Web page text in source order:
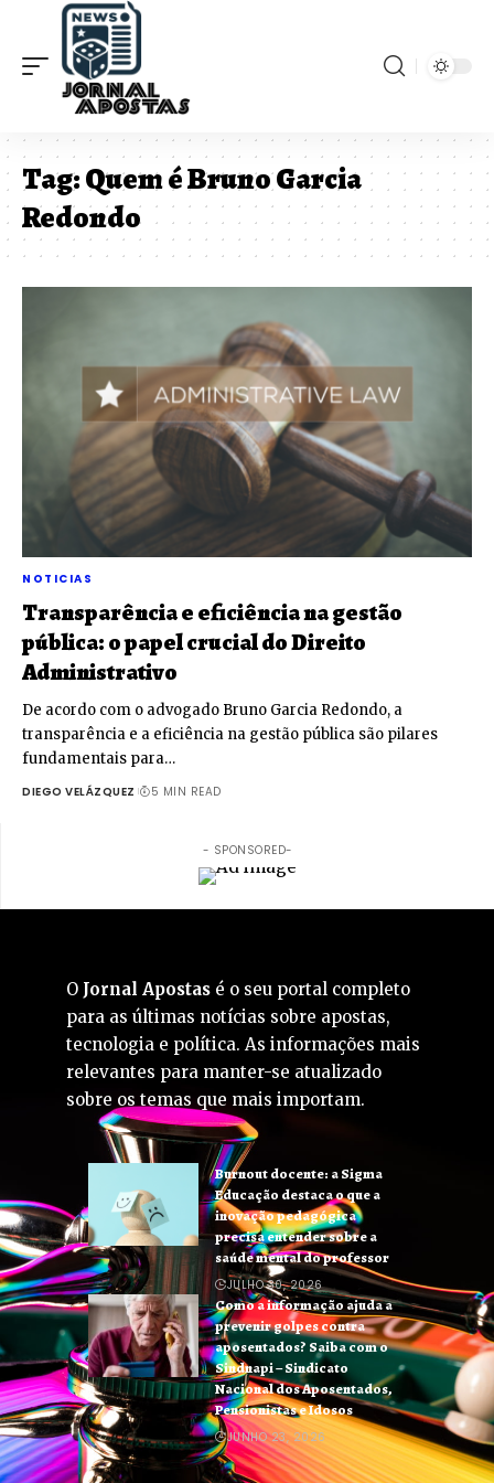
Tag:Quem é Bruno Garcia
Redondo
NOTICIAS
Transparência e eficiência na gestão
pública: o papel crucial do Direito
Administrativo
De acordo com o advogado Bruno Garcia Redondo, a
transparência e a eficiência na gestão pública são pilares
fundamentais para…
DIEGO VELÁZQUEZ 5 MIN READ
- SPONSORED-
O Jornal Apostas é o seu portal completo
para as últimas notícias sobre apostas,
tecnologia e política. As informações mais
relevantes para manter-se atualizado
sobre os temas que mais importam.
Burnout docente: a Sigma
Educação destaca o que a
inovação pedagógica
precisa entender sobre a
saúde mental do professor
JULHO 30, 2026
Como a informação ajuda a
prevenir golpes contra
aposentados? Saiba com o
Sindnapi – Sindicato
Nacional dos Aposentados,
Pensionistas e Idosos
JUNHO 23, 2026